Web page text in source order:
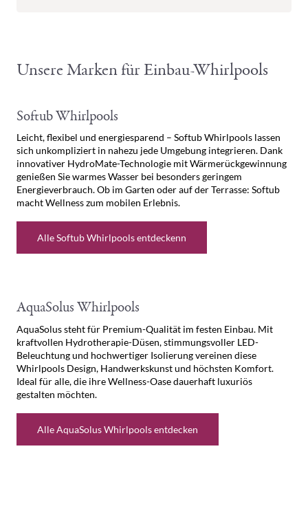
Unsere Marken für Einbau-Whirlpools
Softub Whirlpools
Leicht, flexibel und energiesparend – Softub Whirlpools lassen
sich unkompliziert in nahezu jede Umgebung integrieren. Dank
innovativer HydroMate-Technologie mit Wärmerückgewinnung
genießen Sie warmes Wasser bei besonders geringem
Energieverbrauch. Ob im Garten oder auf der Terrasse: Softub
macht Wellness zum mobilen Erlebnis.
Alle Softub Whirlpools entdeckenn
AquaSolus Whirlpools
AquaSolus steht für Premium-Qualität im festen Einbau. Mit
kraftvollen Hydrotherapie-Düsen, stimmungsvoller LED-
Beleuchtung und hochwertiger Isolierung vereinen diese
Whirlpools Design, Handwerkskunst und höchsten Komfort.
Ideal für alle, die ihre Wellness-Oase dauerhaft luxuriös
gestalten möchten.
Alle AquaSolus Whirlpools entdecken